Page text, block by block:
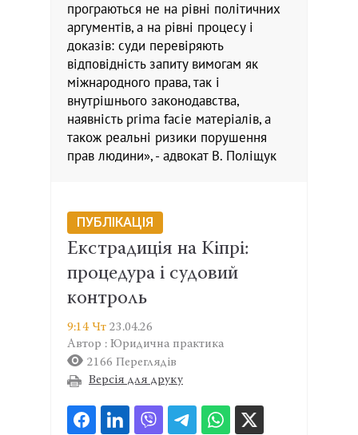
програються не на рівні політичних
аргументів, а на рівні процесу і
доказів: суди перевіряють
відповідність запиту вимогам як
міжнародного права, так і
внутрішнього законодавства,
наявність prima facie матеріалів, а
також реальні ризики порушення
прав людини», - адвокат В. Поліщук
ПУБЛІКАЦІЯ
Екстрадиція на Кіпрі:
процедура і судовий
контроль
9:14 Чт 23.04.26
Автор : Юридична практика
2166 Переглядів
Версія для друку